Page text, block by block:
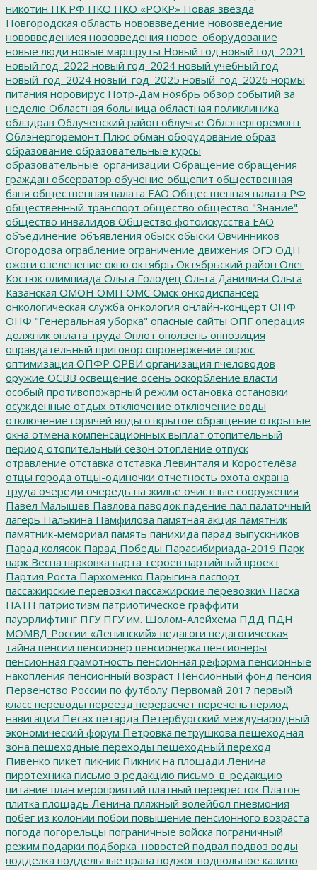
никотин НК РФ НКО НКО «РОКР» Новая звезда
Новгородская область нововвведение нововведение
нововведениея нововведения новое_оборудование
новые люди новые маршруты Новый год новый год_2021
новый год_2022 новый год_2024 новый учебный год
новый_год_2024 новый_год_2025 новый_год_2026 нормы
питания норовирус Нотр-Дам ноябрь обзор событий за
неделю Областная больница областная поликлиника
облздрав Облученский район облучье Облэнергоремонт
Облэнергоремонт Плюс обман оборудование образ
образование образовательные курсы
образовательные_организации Обращение обращения
граждан обсерватор обучение общепит общественная
баня общественная палата ЕАО Общественная палата РФ
общественный транспорт общество общество "Знание"
общество инвалидов Общество фотоискусства ЕАО
объединение объявления обыск обыски Овчинников
Огородова ограбление ограничение движения ОГЭ ОДН
ожоги озеленение окно октябрь Октябрьский район Олег
Костюк олимпиада Ольга Голодец Ольга Данилина Ольга
Казанская ОМОН ОМП ОМС Омск онкодиспансер
онкологическая служба онкология онлайн-концерт ОНФ
ОНФ "Генеральная уборка" опасные сайты ОПГ операция
должник оплата труда Оплот оползень оппозиция
оправдательный приговор опровержение опрос
оптимизация ОПФР ОРВИ организация пчеловодов
оружие ОСВВ освещение осень оскорбление власти
особый противопожарный режим остановка остановки
осужденные отдых отключение отключение воды
отключение горячей воды открытое обращение открытые
окна отмена компенсационных выплат отопительный
период отопительный сезон отопление отпуск
отравление отставка отставка Левинталя и Коростелёва
отцы города отцы-одиночки отчетность охота охрана
труда очереди очередь на жилье очистные сооружения
Павел Малышев Павлова паводок падение пал палаточный
лагерь Палькина Памфилова памятная акция памятник
памятник-мемориал память панихида парад выпускников
Парад колясок Парад Победы Парасибириада-2019 Парк
парк Весна парковка парта_героев партийный проект
Партия Роста Пархоменко Парыгина паспорт
пассажирские перевозки пассажирские перевозки\ Пасха
ПАТП патриотизм патриотическое граффити
пауэрлифтинг ПГУПГУ им. Шолом-Алейхема ПДД ПДН
МОМВД России «Ленинский» педагоги педагогическая
тайна пенсии пенсионер пенсионерка пенсионеры
пенсионная грамотность пенсионная реформа пенсионные
накопления пенсионный возраст Пенсионный фонд пенсия
Первенство России по футболу Первомай 2017 первый
класс переводы переезд перерасчет перечень период
навигации Песах петарда Петербургский международный
экономический форум Петровка петрушкова пешеходная
зона пешеходные переходы пешеходный переход
Пивенко пикет пикник Пикник на площади Ленина
пиротехника письмо в редакцию письмо_в_редакцию
питание план мероприятий платный перекресток Платон
плитка площадь Ленина пляжный волейбол пневмония
побег из колонии побои повышение пенсионного возраста
погода погорельцы пограничные войска пограничный
режим подарки подборка_новостей подвал подвоз воды
подделка поддельные права поджог подпольное казино